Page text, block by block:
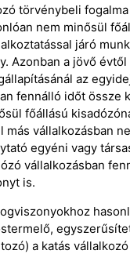
törvénybeli
nem minősül
járó
Azonban a jövő
az
fennálló időt össze
főállású
más vállalkozásban
egyéni vagy
vállalkozásban
is.
a katás